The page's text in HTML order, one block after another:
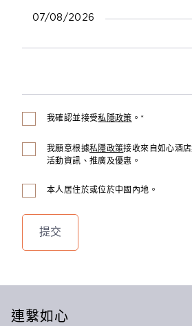
07/08/2026
我確認並接受私隱政策 。*
我願意根據私隱政策接收來自如心酒
活動資訊、推廣及優惠。
本人居住於或位於中國內地。
連繫如心